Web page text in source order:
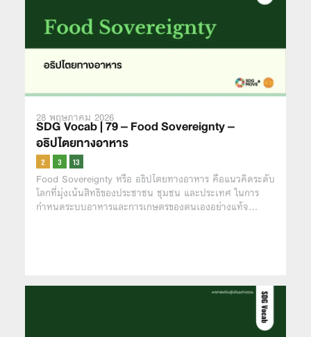
28 พฤษภาคม 2026
SDG Vocab | 79 – Food Sovereignty –
อธิปไตยทางอาหาร
Food Sovereignty หรือ อธิปไตยทางอาหาร คือแนวคิดระดับ
โลกที่มุ่งเน้นสิทธิของประชาชน ชุมชน และประเทศ ในการ
กำหนดระบบอาหารและการเกษตรของตนเองอย่างแท้จ…